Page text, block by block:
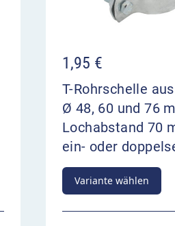
1,95 €
T-Rohrschelle aus
Ø 48, 60 und 76
Lochabstand 70
ein- oder
Variante wählen